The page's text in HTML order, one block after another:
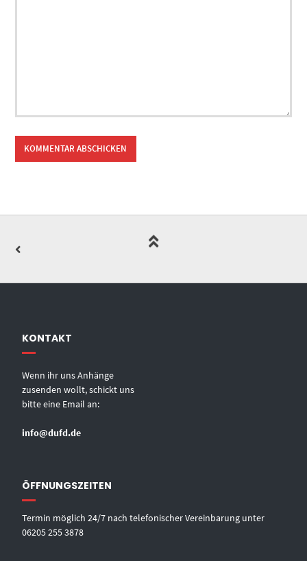
KONTAKT
Wenn ihr uns Anhänge
zusenden wollt, schickt uns
bitte eine Email an:
info@dufd.de
ÖFFNUNGSZEITEN
Termin möglich 24/7 nach telefonischer Vereinbarung unter
06205 255 3878